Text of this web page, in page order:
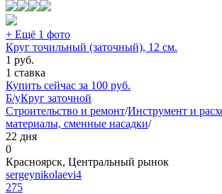
+ Ещё 1 фото
Круг точильный (заточный), 12 см.
1 руб.
1 ставка
Купить сейчас за 100 руб.
Б/уКруг заточной
Строительство и ремонт/Инструмент и
материалы, сменные насадки/
22 дня
0
Красноярск, Центральный рынок
sergeynikolaevi4
275